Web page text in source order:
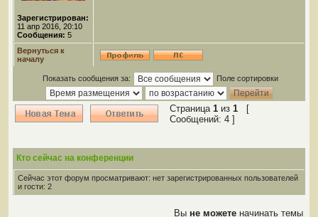
Зарегистрирован:
11 апр 2016, 20:10
Сообщения: 5
Вернуться к
началу
Показать сообщения за: Поле сортировки
Страница 1 из 1 [
Сообщений: 4 ]
Кто сейчас на конференции
Сейчас этот форум просматривают: нет зарегистрированных пользователей
и гости: 2
Вы не можете начинать темы